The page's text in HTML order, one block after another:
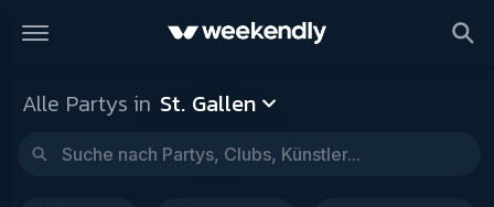
Alle Partys in St. Gallen
Datum